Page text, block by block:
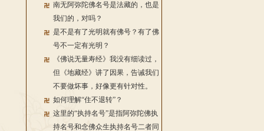
南无阿弥陀佛名号是法藏的，也是
我们的，对吗？
是不是有了光明就有佛号？有了佛
号不一定有光明？
《佛说无量寿经》我没有细读过，
但《地藏经》讲了因果，告诫我们
不要做坏事，好像更有针对性。
如何理解“住不退转”？
这里的“执持名号”是指阿弥陀佛执
持名号和念佛众生执持名号二者同